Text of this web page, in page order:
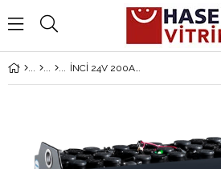
İNCİ 24V 200AH 763x169x670 (L Tipi) Traksiyoner Forklift Aküsü A1.1030